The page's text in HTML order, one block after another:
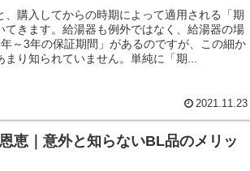
、購入してからの時期によって適用される「期
てきます。給湯器も例外ではなく、給湯器の場
～3年の保証期間」があるのですが、この細か
まり知られていません。単純に「期...
2021.11.23
恵｜意外と知らないBL品のメリッ